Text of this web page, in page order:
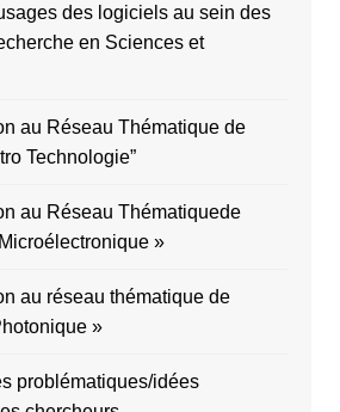
des logiciels au sein des
en Sciences et
au Réseau Thématique de
Technologie”
au Réseau Thématiquede
»
au réseau thématique de
»
problématiques/idées